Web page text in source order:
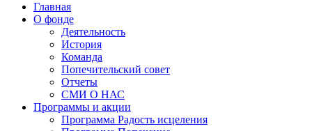
Главная
О фонде
Деятельность
История
Команда
Попечительский совет
Отчеты
СМИ О НАС
Программы и акции
Программа Радость исцеления